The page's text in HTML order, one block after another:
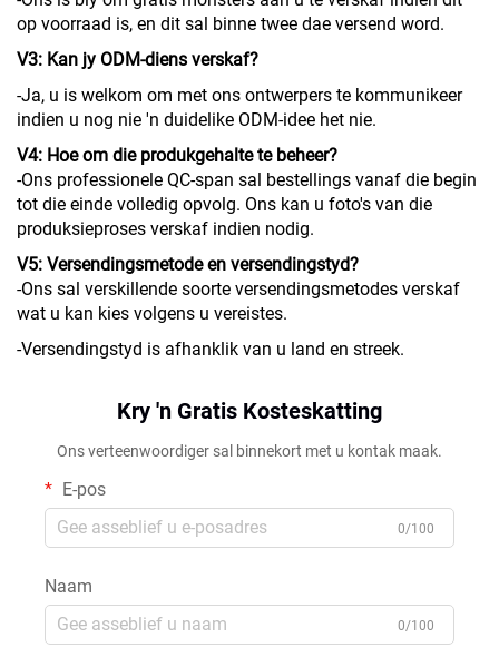
op voorraad is, en dit sal binne twee dae versend word.
V3: Kan jy ODM-diens verskaf?
-Ja, u is welkom om met ons ontwerpers te kommunikeer
indien u nog nie 'n duidelike ODM-idee het nie.
V4: Hoe om die produkgehalte te beheer?
-Ons professionele QC-span sal bestellings vanaf die begin
tot die einde volledig opvolg. Ons kan u foto's van die
produksieproses verskaf indien nodig.
V5: Versendingsmetode en versendingstyd?
-Ons sal verskillende soorte versendingsmetodes verskaf
wat u kan kies volgens u vereistes.
-Versendingstyd is afhanklik van u land en streek.
Kry 'n Gratis Kosteskatting
Ons verteenwoordiger sal binnekort met u kontak maak.
E-pos
0/100
Naam
0/100